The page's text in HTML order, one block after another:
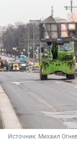
Источник: Михаил